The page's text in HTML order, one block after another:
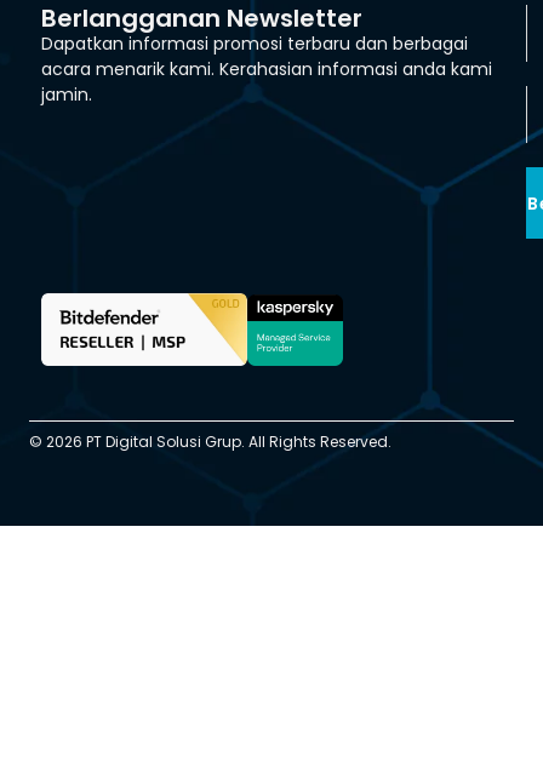
Berlangganan Newsletter
Dapatkan informasi promosi terbaru dan berbagai
acara menarik kami. Kerahasian informasi anda kami
jamin.
© 2026 PT Digital Solusi Grup. All Rights Reserved.